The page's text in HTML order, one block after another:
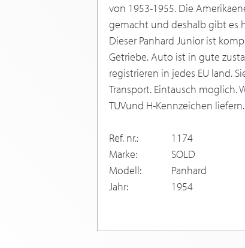
von 1953-1955. Die
gemacht und deshalb gibt es
Dieser Panhard Junior ist
Getriebe. Auto ist in gute
registrieren in jedes EU land.
Transport. Eintausch moglich.
TUVund H-Kennzeichen liefern.
Ref. nr.:
1174
Marke:
SOLD
Modell:
Panhard
Jahr:
1954